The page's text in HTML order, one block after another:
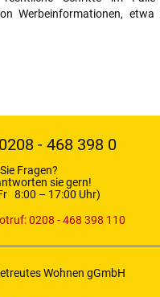
Werbeinformationen, etwa
- 468 398 0
Fragen?
sie gern!
8:00 – 17:00 Uhr)
0208 - 468 398 110
Wohnen gGmbH